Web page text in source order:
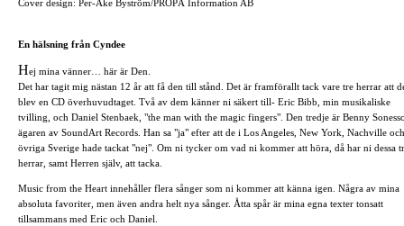
Cover design: Per-Åke Byström/PROPÅ Information AB
En hälsning från Cyndee
Hej mina vänner… här är Den.
Det har tagit mig nästan 12 år att få den till stånd. Det är framförallt tack vare tre herrar att
blev en CD överhuvudtaget. Två av dem känner ni säkert till- Eric Bibb, min musikaliske
tvilling, och Daniel Stenbaek, "the man with the magic fingers". Den tredje är Benny
ägaren av SoundArt Records. Han sa "ja" efter att de i Los Angeles, New York, Nachville och
övriga Sverige hade tackat "nej". Om ni tycker om vad ni kommer att höra, då har ni dessa
herrar, samt Herren själv, att tacka.
Music from the Heart innehåller flera sånger som ni kommer att känna igen. Några av mina
absoluta favoriter, men även andra helt nya sånger. Åtta spår är mina egna texter tonsatt
tillsammans med Eric och Daniel.